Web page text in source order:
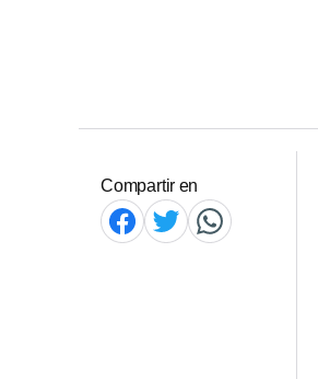
Compartir en